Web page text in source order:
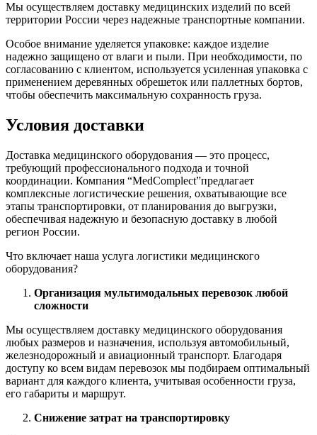
Мы осуществляем доставку медицинских изделий по всей
территории России через надежные транспортные компании.
Особое внимание уделяется упаковке: каждое изделие
надежно защищено от влаги и пыли. При необходимости, по
согласованию с клиентом, используется усиленная упаковка с
применением деревянных обрешеток или паллетных бортов,
чтобы обеспечить максимальную сохранность груза.
Условия доставки
Доставка медицинского оборудования — это процесс,
требующий профессионального подхода и точной
координации. Компания “MedComplect”предлагает
комплексные логистические решения, охватывающие все
этапы транспортировки, от планирования до выгрузки,
обеспечивая надежную и безопасную доставку в любой
регион России.
Что включает наша услуга логистики медицинского
оборудования?
Организация мультимодальных перевозок любой
сложности
Мы осуществляем доставку медицинского оборудования
любых размеров и назначения, используя автомобильный,
железнодорожный и авиационный транспорт. Благодаря
доступу ко всем видам перевозок мы подбираем оптимальный
вариант для каждого клиента, учитывая особенности груза,
его габариты и маршрут.
Снижение затрат на транспортировку